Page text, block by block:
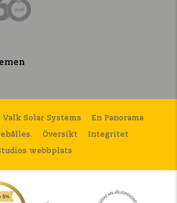
Valk Solar Systems
Översikt Integritet
En Panorama
webbplats